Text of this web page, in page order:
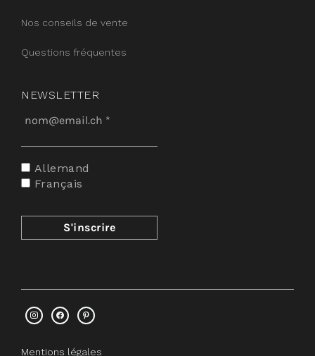
Nos conseils de vente
Questions fréquentes
NEWSLETTER
Allemand
Français
Mentions légales